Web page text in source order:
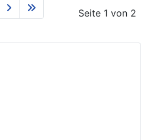
Seite 1 von 2